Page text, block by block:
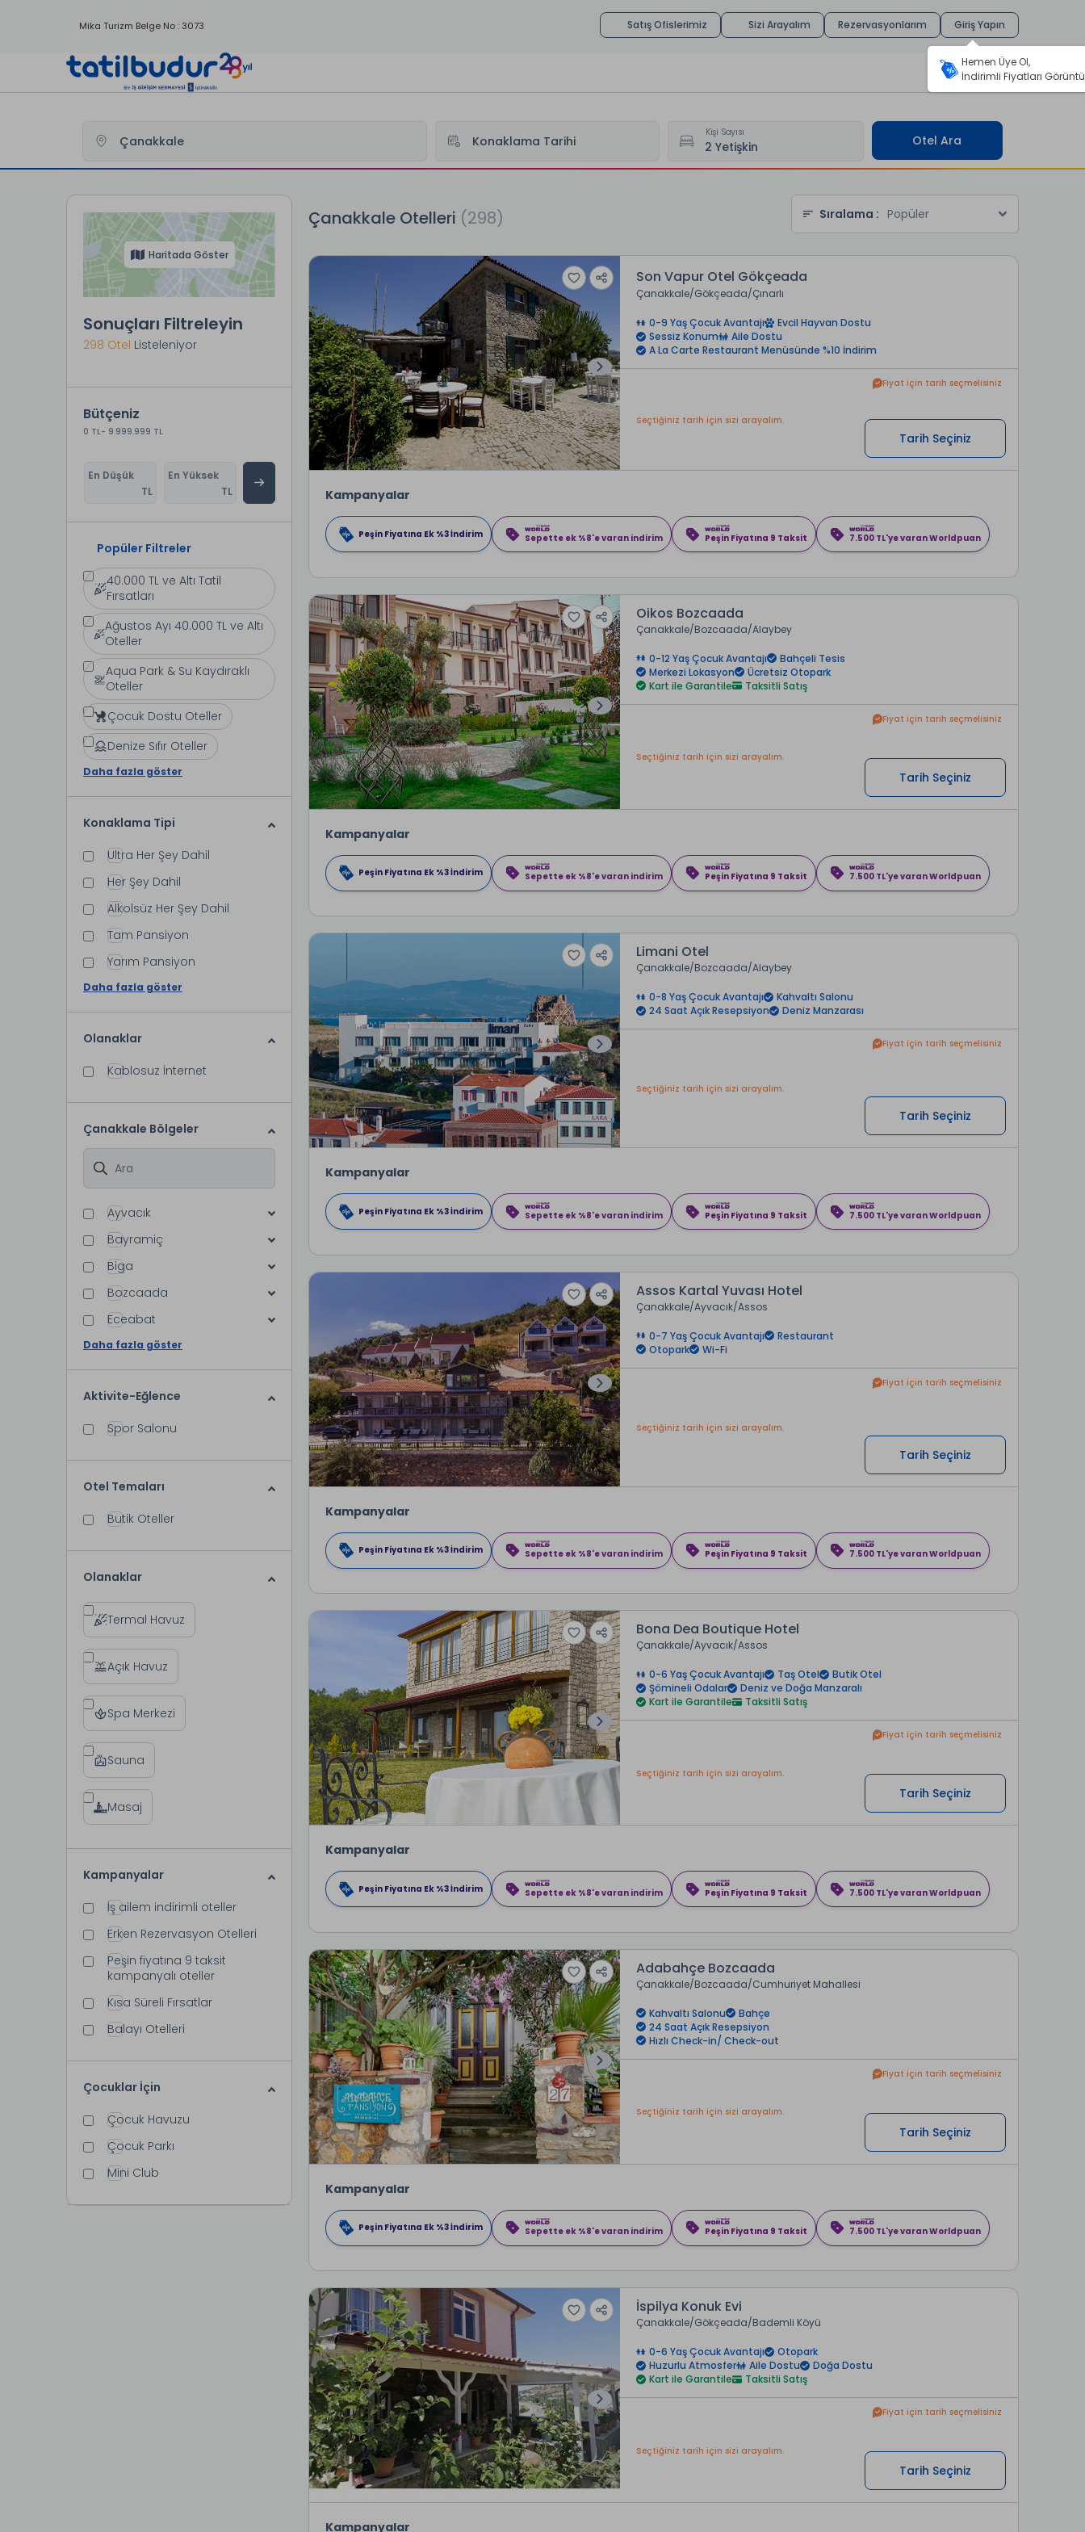
Mika Turizm Belge No : 3073 Satış Ofislerimiz Sizi Arayalım Rezervasyonlarım Giriş Yapın
Konaklama Tarihi
Kişi Sayısı
Otel Ara
Haritada Göster
Sonuçları Filtreleyin
298 Otel Listeleniyor
Bütçeniz
0 TL- 9.999.999 TL
En Düşük
TL
En Yüksek
TL
Popüler Filtreler
40.000 TL ve Altı Tatil
Fırsatları
Ağustos Ayı 40.000 TL ve Altı
Oteller
Aqua Park & Su Kaydıraklı
Oteller
Çocuk Dostu Oteller
Denize Sıfır Oteller
Daha fazla göster
Konaklama Tipi
Ultra Her Şey Dahil
Her Şey Dahil
Alkolsüz Her Şey Dahil
Tam Pansiyon
Yarım Pansiyon
Daha fazla göster
Olanaklar
Kablosuz İnternet
Çanakkale Bölgeler
Ayvacık
Bayramiç
Biga
Bozcaada
Eceabat
Daha fazla göster
Aktivite-Eğlence
Spor Salonu
Otel Temaları
Butik Oteller
Olanaklar
Termal Havuz
Açık Havuz
Spa Merkezi
Sauna
Masaj
Kampanyalar
İş ailem indirimli oteller
Erken Rezervasyon Otelleri
Peşin fiyatına 9 taksit
kampanyalı oteller
Kısa Süreli Fırsatlar
Balayı Otelleri
Çocuklar İçin
Çocuk Havuzu
Çocuk Parkı
Mini Club
Sıralama : Popüler
Çanakkale Otelleri (298)
Son Vapur Otel Gökçeada
Çanakkale Gökçeada Çınarlı
0-9 Yaş Çocuk Avantajı
Evcil Hayvan Dostu
Sessiz Konum
Aile Dostu
A La Carte Restaurant Menüsünde %10 İndirim
Seçtiğiniz tarih için sizi arayalım.
Fiyat için tarih seçmelisiniz
Tarih Seçiniz
Kampanyalar
Peşin Fiyatına Ek %3 İndirim Sepette ek %8'e varan indirim Peşin Fiyatına 9 Taksit 7.500 TL'ye varan Worldpuan
Oikos Bozcaada
Çanakkale Bozcaada Alaybey
0-12 Yaş Çocuk Avantajı
Bahçeli Tesis
Merkezi Lokasyon
Ücretsiz Otopark
Kart ile Garantile
Taksitli Satış
Seçtiğiniz tarih için sizi arayalım.
Fiyat için tarih seçmelisiniz
Tarih Seçiniz
Kampanyalar
Peşin Fiyatına Ek %3 İndirim Sepette ek %8'e varan indirim Peşin Fiyatına 9 Taksit 7.500 TL'ye varan Worldpuan
Limani Otel
Çanakkale Bozcaada Alaybey
0-8 Yaş Çocuk Avantajı
Kahvaltı Salonu
24 Saat Açık Resepsiyon
Deniz Manzarası
Seçtiğiniz tarih için sizi arayalım.
Fiyat için tarih seçmelisiniz
Tarih Seçiniz
Kampanyalar
Peşin Fiyatına Ek %3 İndirim Sepette ek %8'e varan indirim Peşin Fiyatına 9 Taksit 7.500 TL'ye varan Worldpuan
Assos Kartal Yuvası Hotel
Çanakkale Ayvacık Assos
0-7 Yaş Çocuk Avantajı
Restaurant
Otopark
Wi-Fi
Seçtiğiniz tarih için sizi arayalım.
Fiyat için tarih seçmelisiniz
Tarih Seçiniz
Kampanyalar
Peşin Fiyatına Ek %3 İndirim Sepette ek %8'e varan indirim Peşin Fiyatına 9 Taksit 7.500 TL'ye varan Worldpuan
Bona Dea Boutique Hotel
Çanakkale Ayvacık Assos
0-6 Yaş Çocuk Avantajı Taş Otel
Butik Otel
Şömineli Odalar
Deniz ve Doğa Manzaralı
Kart ile Garantile
Taksitli Satış
Seçtiğiniz tarih için sizi arayalım.
Fiyat için tarih seçmelisiniz
Tarih Seçiniz
Kampanyalar
Peşin Fiyatına Ek %3 İndirim Sepette ek %8'e varan indirim Peşin Fiyatına 9 Taksit 7.500 TL'ye varan Worldpuan
Adabahçe Bozcaada
Çanakkale Bozcaada Cumhuriyet Mahallesi
Kahvaltı Salonu
Bahçe
24 Saat Açık Resepsiyon
Hızlı Check-in/ Check-out
Seçtiğiniz tarih için sizi arayalım.
Fiyat için tarih seçmelisiniz
Tarih Seçiniz
Kampanyalar
Peşin Fiyatına Ek %3 İndirim Sepette ek %8'e varan indirim Peşin Fiyatına 9 Taksit 7.500 TL'ye varan Worldpuan
İspilya Konuk Evi
Çanakkale Gökçeada Bademli Köyü
0-6 Yaş Çocuk Avantajı
Otopark
Huzurlu Atmosfer
Aile Dostu
Doğa Dostu
Kart ile Garantile
Taksitli Satış
Seçtiğiniz tarih için sizi arayalım.
Fiyat için tarih seçmelisiniz
Tarih Seçiniz
Kampanyalar
Hemen Üye Ol,
İndirimli Fiyatları